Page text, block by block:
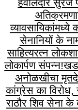
हवालदार सुरज
सेनानियों के
साहित्यरत्न
लोकार्पण संपन्न!
अनोळखीचा
कांग्रेस का
राठौर शिव सेना